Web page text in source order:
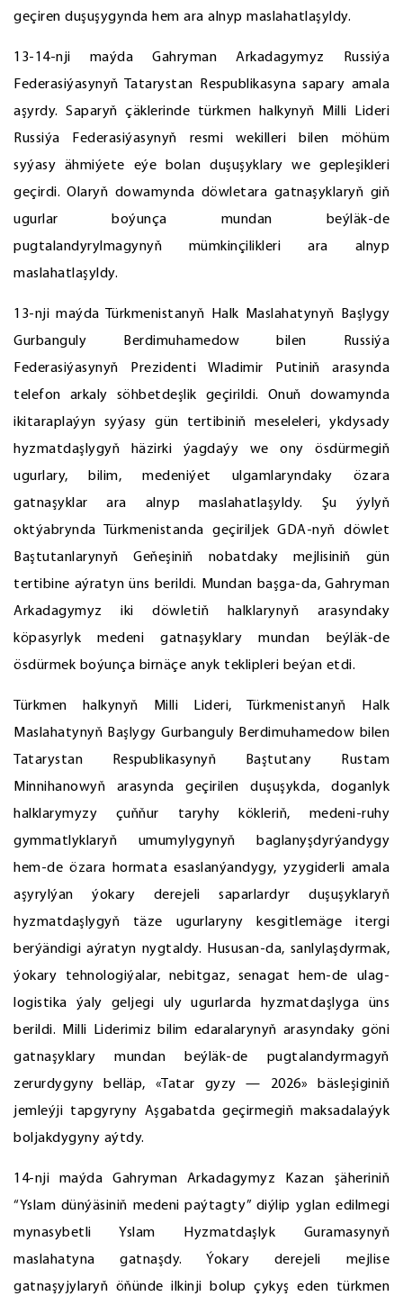
geçiren duşuşygynda hem ara alnyp maslahatlaşyldy.
13-14-nji maýda Gahryman Arkadagymyz Russiýa
Federasiýasynyň Tatarystan Respublikasyna sapary amala
aşyrdy. Saparyň çäklerinde türkmen halkynyň Milli Lideri
Russiýa Federasiýasynyň resmi wekilleri bilen möhüm
syýasy ähmiýete eýe bolan duşuşyklary we gepleşikleri
geçirdi. Olaryň dowamynda döwletara gatnaşyklaryň giň
ugurlar boýunça mundan beýläk-de
pugtalandyrylmagynyň mümkinçilikleri ara alnyp
maslahatlaşyldy.
13-nji maýda Türkmenistanyň Halk Maslahatynyň Başlygy
Gurbanguly Berdimuhamedow bilen Russiýa
Federasiýasynyň Prezidenti Wladimir Putiniň arasynda
telefon arkaly söhbetdeşlik geçirildi. Onuň dowamynda
ikitaraplaýyn syýasy gün tertibiniň meseleleri, ykdysady
hyzmatdaşlygyň häzirki ýagdaýy we ony ösdürmegiň
ugurlary, bilim, medeniýet ulgamlaryndaky özara
gatnaşyklar ara alnyp maslahatlaşyldy. Şu ýylyň
oktýabrynda Türkmenistanda geçiriljek GDA-nyň döwlet
Baştutanlarynyň Geňeşiniň nobatdaky mejlisiniň gün
tertibine aýratyn üns berildi. Mundan başga-da, Gahryman
Arkadagymyz iki döwletiň halklarynyň arasyndaky
köpasyrlyk medeni gatnaşyklary mundan beýläk-de
ösdürmek boýunça birnäçe anyk teklipleri beýan etdi.
Türkmen halkynyň Milli Lideri, Türkmenistanyň Halk
Maslahatynyň Başlygy Gurbanguly Berdimuhamedow bilen
Tatarystan Respublikasynyň Baştutany Rustam
Minnihanowyň arasynda geçirilen duşuşykda, doganlyk
halklarymyzy çuňňur taryhy kökleriň, medeni-ruhy
gymmatlyklaryň umumylygynyň baglanyşdyrýandygy
hem-de özara hormata esaslanýandygy, yzygiderli amala
aşyrylýan ýokary derejeli saparlardyr duşuşyklaryň
hyzmatdaşlygyň täze ugurlaryny kesgitlemäge itergi
berýändigi aýratyn nygtaldy. Hususan-da, sanlylaşdyrmak,
ýokary tehnologiýalar, nebitgaz, senagat hem-de ulag-
logistika ýaly geljegi uly ugurlarda hyzmatdaşlyga üns
berildi. Milli Liderimiz bilim edaralarynyň arasyndaky göni
gatnaşyklary mundan beýläk-de pugtalandyrmagyň
zerurdygyny belläp, «Tatar gyzy — 2026» bäsleşiginiň
jemleýji tapgyryny Aşgabatda geçirmegiň maksadalaýyk
boljakdygyny aýtdy.
14-nji maýda Gahryman Arkadagymyz Kazan şäheriniň
“Yslam dünýäsiniň medeni paýtagty” diýlip yglan edilmegi
mynasybetli Yslam Hyzmatdaşlyk Guramasynyň
maslahatyna gatnaşdy. Ýokary derejeli mejlise
gatnaşyjylaryň öňünde ilkinji bolup çykyş eden türkmen